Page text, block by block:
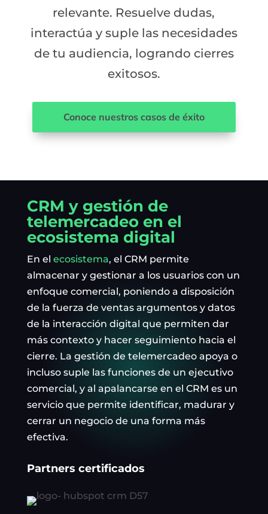
relevante. Resuelve dudas,
interactúa y suple las necesidades
de tu audiencia, logrando cierres
exitosos.
Conoce nuestros casos de éxito
CRM y gestión de
telemercadeo en el
ecosistema digital
En el ecosistema, el CRM permite
almacenar y gestionar a los usuarios con un
enfoque comercial, poniendo a disposición
de la fuerza de ventas argumentos y datos
de la interacción digital que permiten dar
más contexto y hacer seguimiento hacia el
cierre. La gestión de telemercadeo apoya o
incluso suple las funciones de un ejecutivo
comercial, y al apalancarse en el CRM es un
servicio que permite identificar, madurar y
cerrar un negocio de una forma más
efectiva.
Partners certificados